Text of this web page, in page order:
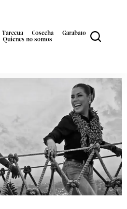
Tarecua Cosecha
Garabato
Quienes no somos